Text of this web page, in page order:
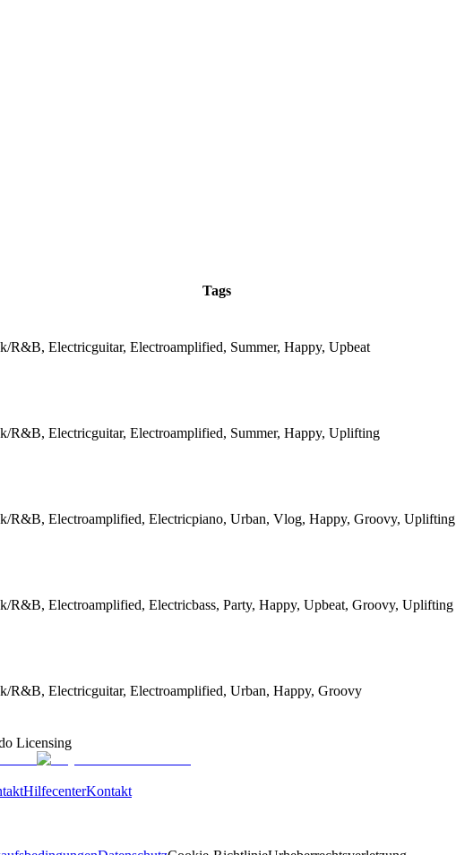
Tags
R&B, Electricguitar, Electroamplified, Summer, Happy, Upbeat
R&B, Electricguitar, Electroamplified, Summer, Happy, Uplifting
R&B, Electroamplified, Electricpiano, Urban, Vlog, Happy, Groovy, Uplifting
R&B, Electroamplified, Electricbass, Party, Happy, Upbeat, Groovy, Uplifting
R&B, Electricguitar, Electroamplified, Urban, Happy, Groovy
Licensing
HilfecenterKontakt